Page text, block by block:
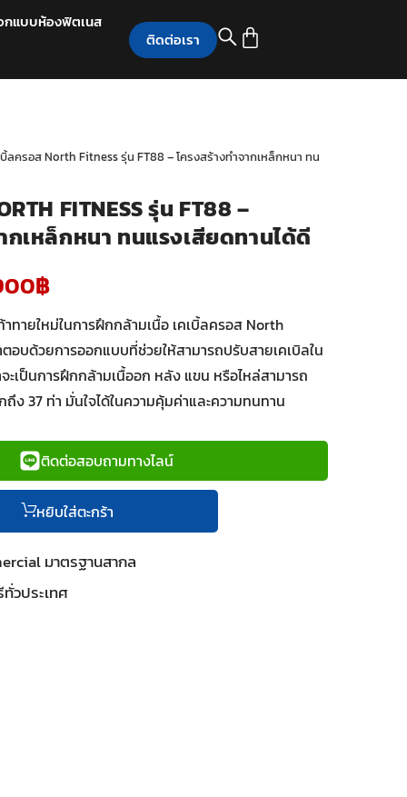
กแบบห้องฟิตเนส
ติดต่อเรา
ลครอส North Fitness รุ่น FT88 – โครงสร้างทำจากเหล็กหนา ทน
FITNESS รุ่น FT88 –
กเหล็กหนา ทนแรงเสียดทานได้ดี
฿
ทายใหม่ในการฝึกกล้ามเนื้อ เคเบิ้ลครอส North
อบด้วยการออกแบบที่ช่วยให้สามารถปรับสายเคเบิลใน
ะเป็นการฝึกกล้ามเนื้ออก หลัง แขน หรือไหล่สามารถ
ง 37 ท่า มั่นใจได้ในความคุ้มค่าและความทนทาน
ติดต่อสอบถามทางไลน์
หยิบใส่ตะกร้า
มาตรฐานสากล
วประเทศ